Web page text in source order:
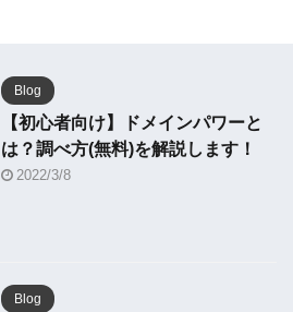
Blog
【初心者向け】ドメインパワーと
は？調べ方(無料)を解説します！
2022/3/8
Blog